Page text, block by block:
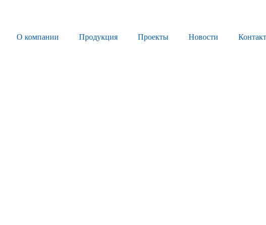
О компании Продукция Проекты Новости